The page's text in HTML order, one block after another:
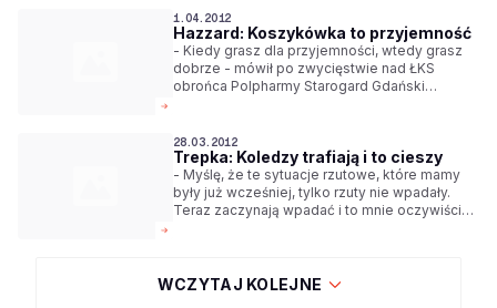
1.04.2012
Hazzard: Koszykówka to przyjemność
- Kiedy grasz dla przyjemności, wtedy grasz
dobrze - mówił po zwycięstwie nad ŁKS
obrońca Polpharmy Starogard Gdański
28.03.2012
Trepka: Koledzy trafiają i to cieszy
- Myślę, że te sytuacje rzutowe, które mamy
były już wcześniej, tylko rzuty nie wpadały.
Teraz zaczynają wpadać i to mnie oczywiście
WCZYTAJ KOLEJNE